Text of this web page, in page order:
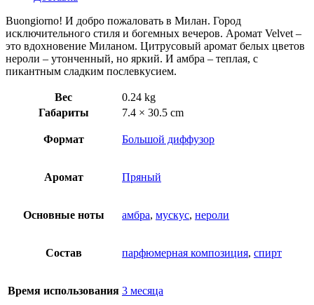
Buongiorno! И добро пожаловать в Милан. Город
исключительного стиля и богемных вечеров. Аромат Velvet –
это вдохновение Миланом. Цитрусовый аромат белых цветов
нероли – утонченный, но яркий. И амбра – теплая, с
пикантным сладким послевкусием.
Вес
0.24 kg
Габариты
7.4 × 30.5 cm
Формат Большой диффузор
Аромат Пряный
Основные ноты амбра, мускус, нероли
Состав парфюмерная композиция, спирт
Время использования 3 месяца